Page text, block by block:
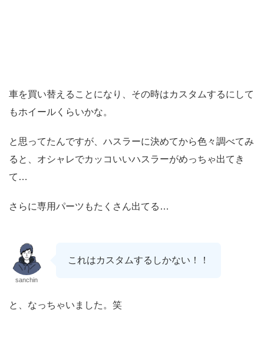
車を買い替えることになり、その時はカスタムするにして
もホイールくらいかな。
と思ってたんですが、ハスラーに決めてから色々調べてみ
ると、オシャレでカッコいいハスラーがめっちゃ出てき
て…
さらに専用パーツもたくさん出てる…
sanchin
これはカスタムするしかない！！
と、なっちゃいました。笑